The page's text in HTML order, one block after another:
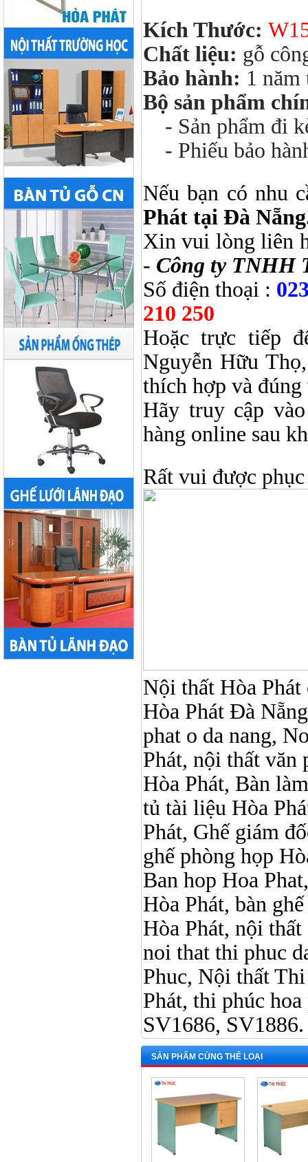
Kích Thước:
Chất liệu: gỗ
Bảo hành: 1 năm
Bộ sản phẩm
- Sản phẩm đi
- Phiếu bảo
Nếu bạn có nhu
Phát tại Đà
Xin vui lòng liên
- Công ty TNHH
Số điện thoại :
210 250
Hoặc trực tiếp
Nguyễn Hữu
thích hợp và
Hãy truy cập
hàng online sau
Rất vui được
Nội thất Hòa
Hòa Phát Đà
phat o da nang,
Phát, nội thất văn
Hòa Phát, Bàn
tủ tài liệu Hòa
Phát, Ghế giám
ghế phòng họp
Ban hop Hoa
Hòa Phát, bàn
Hòa Phát, nội
noi that thi phuc
Phuc, Nội thất
Phát, thi phúc
SV1686,
SẢN PHẨM CÙNG THỂ LOẠI